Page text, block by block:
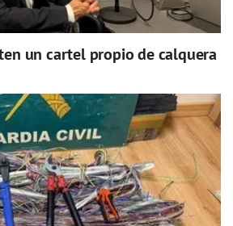
un cartel propio de calquera